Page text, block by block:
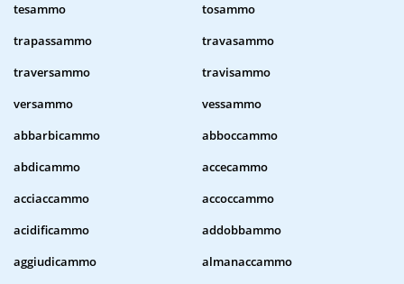
tesammo
tosammo
trapassammo
travasammo
traversammo
travisammo
versammo
vessammo
abbarbicammo
abboccammo
abdicammo
accecammo
acciaccammo
accoccammo
acidificammo
addobbammo
aggiudicammo
almanaccammo